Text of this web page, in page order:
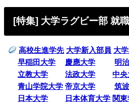
[特集] 大学ラグビー部 就
高校生進学先 大学新入部員 大
早稲田大学
慶應大学
明
立教大学
法政大学
中
青山学院大学 帝京大学
筑
日本大学
日本体育大学 関